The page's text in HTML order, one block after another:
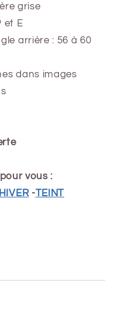
grise
et E
arrière : 56 à 60
dans images
vous :
-TEINT